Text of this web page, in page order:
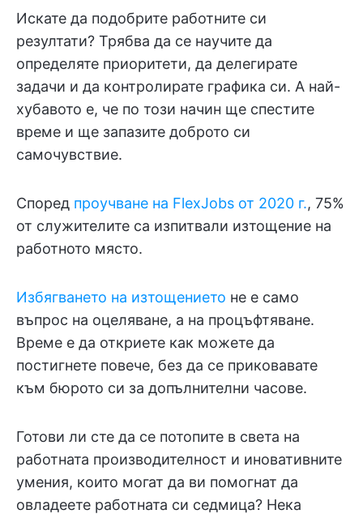
Искате да подобрите работните си
резултати? Трябва да се научите да
определяте приоритети, да делегирате
задачи и да контролирате графика си. А най-
хубавото е, че по този начин ще спестите
време и ще запазите доброто си
самочувствие.
Според проучване на FlexJobs от 2020 г., 75%
от служителите са изпитвали изтощение на
работното място.
Избягването на изтощението не е само
въпрос на оцеляване, а на процъфтяване.
Време е да откриете как можете да
постигнете повече, без да се приковавате
към бюрото си за допълнителни часове.
Готови ли сте да се потопите в света на
работната производителност и иновативните
умения, които могат да ви помогнат да
овладеете работната си седмица? Нека